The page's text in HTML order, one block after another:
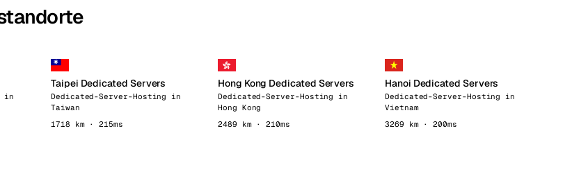
in
Taipei Dedicated Servers
Dedicated-Server-Hosting in
Taiwan
1718 km · 215ms
Hong Kong Dedicated Servers
Dedicated-Server-Hosting in
Hong Kong
2489 km · 210ms
Hanoi Dedicated Servers
Dedicated-Server-Hosting in
Vietnam
3269 km · 200ms